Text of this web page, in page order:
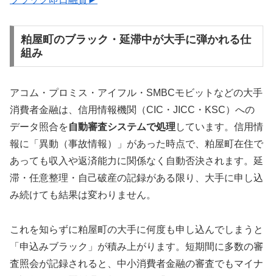
粕屋町のブラック・延滞中が大手に弾かれる仕
組み
アコム・プロミス・アイフル・SMBCモビットなどの大手
消費者金融は、信用情報機関（CIC・JICC・KSC）への
データ照合を自動審査システムで処理 しています。信用情
報に「異動（事故情報）」があった時点で、粕屋町在住で
あっても収入や返済能力に関係なく自動否決されます。延
滞・任意整理・自己破産の記録がある限り、大手に申し込
み続けても結果は変わりません。
これを知らずに粕屋町の大手に何度も申し込んでしまうと
「申込みブラック」が積み上がります。短期間に多数の審
査照会が記録されると、中小消費者金融の審査でもマイナ